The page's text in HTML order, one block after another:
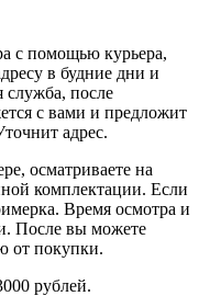
с помощью курьера,
в будние дни и
служба, после
с вами и предложит
адрес.
осматриваете на
комплектации. Если
Время осмотра и
После вы можете
от покупки.
рублей.